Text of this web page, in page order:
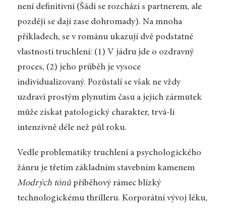
není definitivní (Šádí se rozchází s partnerem, ale
později se dají zase dohromady). Na mnoha
příkladech, se v románu ukazují dvě podstatné
vlastnosti truchlení: (1) V jádru jde o ozdravný
proces, (2) jeho průběh je vysoce
individualizovaný. Pozůstalí se však ne vždy
uzdraví prostým plynutím času a jejich zármutek
může získat patologický charakter, trvá-li
intenzivně déle než půl roku.
Vedle problematiky truchlení a psychologického
žánru je třetím základním stavebním kamenem
Modrých tónůpříběhový rámec blízký
technologickému thrilleru. Korporátní vývoj léku,